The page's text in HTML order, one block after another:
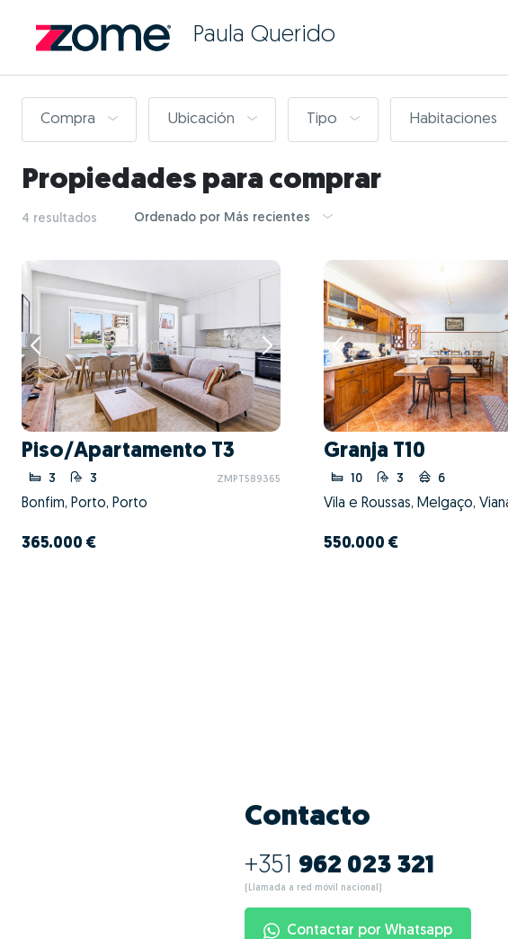
Paula Querido
Compra Ubicación Tipo Habitaciones
Propiedades para comprar
4 resultados Ordenado por Más recientes
Piso/Apartamento T3
3 3 ZMPT589365
Bonfim, Porto, Porto
365.000 €
Granja T10
10 3 6
550.000 €
Contacto
+351 962 023 321
(Llamada a red móvil nacional)
Contactar por Whatsapp